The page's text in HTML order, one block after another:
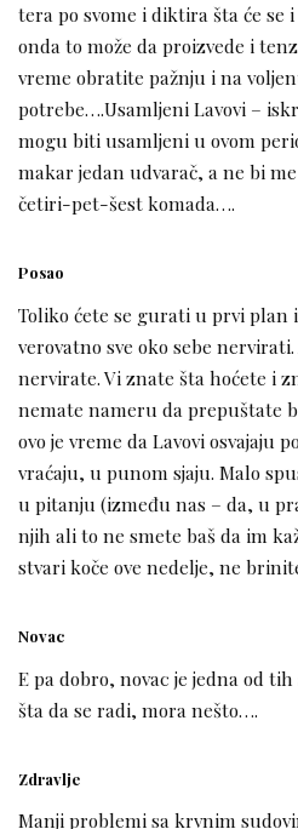
tera po svome i diktira šta će se
onda to može da proizvede i
vreme obratite pažnju i na
potrebe….Usamljeni Lavovi –
mogu biti usamljeni u ovom
makar jedan udvarač, a ne bi
četiri-pet-šest komada….
Posao
Toliko ćete se gurati u prvi plan i
verovatno sve oko sebe
nervirate. Vi znate šta hoćete i
nemate nameru da prepuštate
ovo je vreme da Lavovi osvajaju
vraćaju, u punom sjaju. Malo
u pitanju (između nas – da, u
njih ali to ne smete baš da im
stvari koče ove nedelje, ne
Novac
E pa dobro, novac je jedna od
šta da se radi, mora nešto….
Zdravlje
Manji problemi sa krvnim